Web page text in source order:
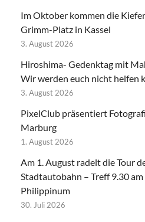
Im Oktober kommen die
Grimm-Platz in Kassel
3. August 2026
Hiroshima- Gedenktag mit
Wir werden euch nicht helfen
3. August 2026
PixelClub präsentiert
Marburg
1. August 2026
Am 1. August radelt die Tour
Stadtautobahn – Treff 9.30
Philippinum
30. Juli 2026